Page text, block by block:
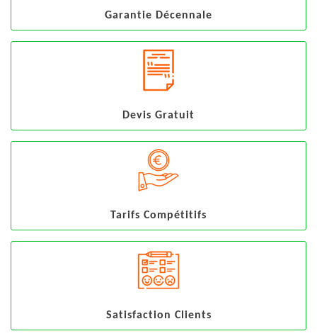
Garantie Décennale
Devis Gratuit
Tarifs Compétitifs
Satisfaction Clients